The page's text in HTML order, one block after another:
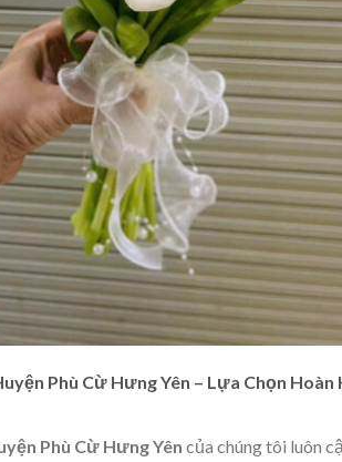
Phù Cừ Hưng Yên – Lựa Chọn Hoàn
Phù Cừ Hưng Yên của chúng tôi luôn